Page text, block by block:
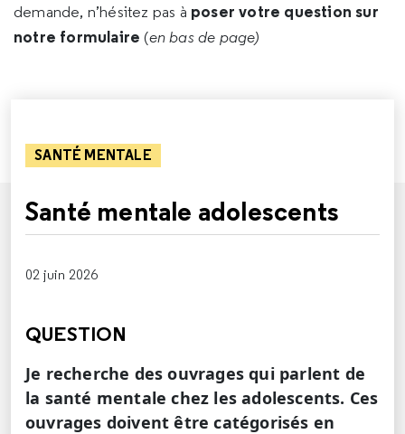
demande, n’hésitez pas à poser votre question sur
notre formulaire (en bas de page)
SANTÉ MENTALE
Santé mentale adolescents
02 juin 2026
QUESTION
Je recherche des ouvrages qui parlent de
la santé mentale chez les adolescents. Ces
ouvrages doivent être catégorisés en